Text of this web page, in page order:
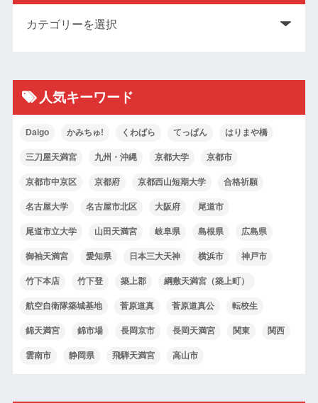
人気キーワード
Daigo かみちゅ! くわばら てっぱん はりまや橋
三刀屋天満宮 九州・沖縄 京都大学 京都市
京都市中京区 京都府 京都西山短期大学 合格祈願
名古屋大学 名古屋市北区 大阪府 尾道市
尾道市立大学 山田天満宮 岐阜県 島根県 広島県
御袖天満宮 愛知県 日本三大天神 横浜市 神戸市
竹下本店 竹下登 築上郡 綱敷天満宮（築上町）
航空自衛隊築城基地 菅原道真 菅原道真公 転校生
錦天満宮 錦市場 長岡京市 長岡天満宮 関東 関西
雲南市 静岡県 飛騨天満宮 高山市